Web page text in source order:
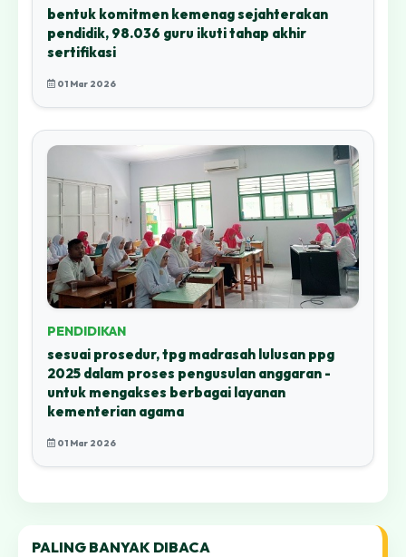
bentuk komitmen kemenag sejahterakan
pendidik, 98.036 guru ikuti tahap akhir
sertifikasi
01 Mar 2026
PENDIDIKAN
sesuai prosedur, tpg madrasah lulusan ppg
2025 dalam proses pengusulan anggaran -
untuk mengakses berbagai layanan
kementerian agama
01 Mar 2026
PALING BANYAK DIBACA